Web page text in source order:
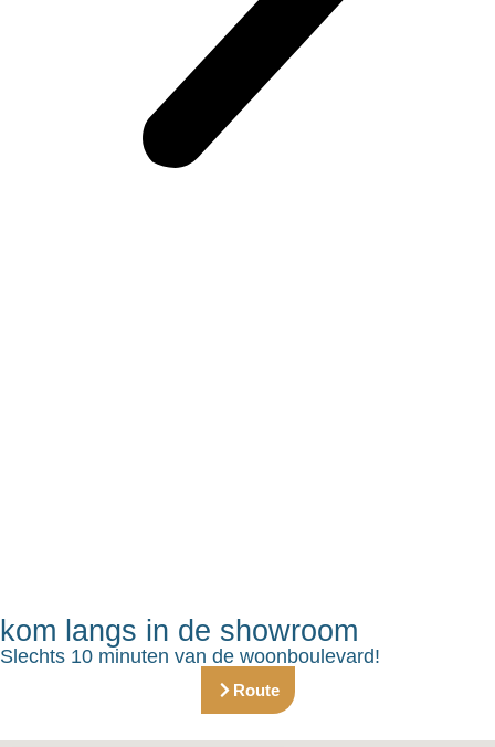
kom langs in de showroom
Slechts 10 minuten van de woonboulevard!
Route